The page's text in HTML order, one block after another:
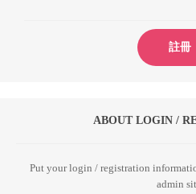
註冊
ABOUT LOGIN /
Put your login / registration
admin